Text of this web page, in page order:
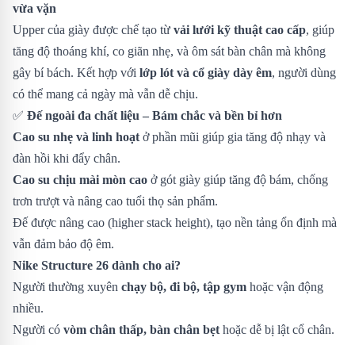
vừa vặn
Upper của giày được chế tạo từ vải lưới kỹ thuật cao cấp, giúp
tăng độ thoáng khí, co giãn nhẹ, và ôm sát bàn chân mà không
gây bí bách. Kết hợp với lớp lót và cổ giày dày êm, người dùng
có thể mang cả ngày mà vẫn dễ chịu.
✅ Đế ngoài đa chất liệu – Bám chắc và bền bỉ hơn
Cao su nhẹ và linh hoạt ở phần mũi giúp gia tăng độ nhạy và
đàn hồi khi đẩy chân.
Cao su chịu mài mòn cao ở gót giày giúp tăng độ bám, chống
trơn trượt và nâng cao tuổi thọ sản phẩm.
Đế được nâng cao (higher stack height), tạo nền tảng ổn định mà
vẫn đảm bảo độ êm.
Nike Structure 26 dành cho ai?
Người thường xuyên chạy bộ, đi bộ, tập gym hoặc vận động
nhiều.
Người có vòm chân thấp, bàn chân bẹt hoặc dễ bị lật cổ chân.